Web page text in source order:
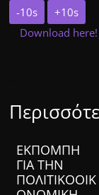
-10s
+10s
Download
ΕΚΠΟΜΠΗ
ΓΙΑ ΤΗΝ
ΠΟΛΙΤΙΚΟΟΙΚ